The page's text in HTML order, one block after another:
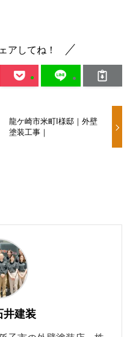
アしてね！
龍ケ崎市米町I様邸｜外壁
塗装工事｜
井建装